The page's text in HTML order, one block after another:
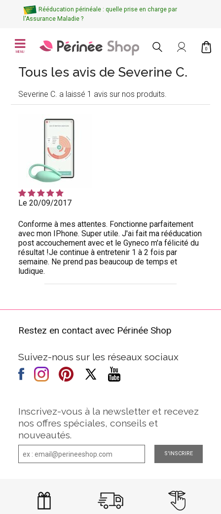
Rééducation périnéale : quelle prise en charge par
l'Assurance Maladie ?
MENU
0
Tous les avis de Severine C.
Severine C. a laissé 1 avis sur nos produits.
Le 20/09/2017
Conforme à mes attentes. Fonctionne parfaitement
avec mon IPhone. Super utile. J'ai fait ma rééducation
post accouchement avec et le Gyneco m'a félicité du
résultat !Je continue à entretenir 1 à 2 fois par
semaine. Ne prend pas beaucoup de temps et
ludique.
Restez en contact avec Périnée Shop
Suivez-nous sur les réseaux sociaux
Inscrivez-vous à la newsletter et recevez
nos offres spéciales, conseils et
nouveautés.
S'INSCRIRE